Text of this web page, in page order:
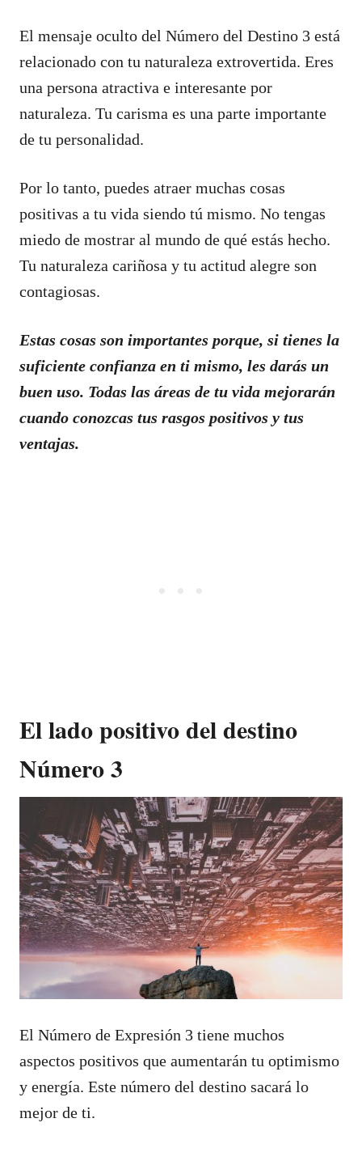
El mensaje oculto del Número del Destino 3 está
relacionado con tu naturaleza extrovertida. Eres
una persona atractiva e interesante por
naturaleza. Tu carisma es una parte importante
de tu personalidad.
Por lo tanto, puedes atraer muchas cosas
positivas a tu vida siendo tú mismo. No tengas
miedo de mostrar al mundo de qué estás hecho.
Tu naturaleza cariñosa y tu actitud alegre son
contagiosas.
Estas cosas son importantes porque, si tienes la
suficiente confianza en ti mismo, les darás un
buen uso. Todas las áreas de tu vida mejorarán
cuando conozcas tus rasgos positivos y tus
ventajas.
El lado positivo del destino
Número 3
El Número de Expresión 3 tiene muchos
aspectos positivos que aumentarán tu optimismo
y energía. Este número del destino sacará lo
mejor de ti.